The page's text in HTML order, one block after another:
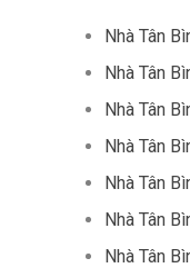
Nhà Tân
Nhà Tân
Nhà Tân
Nhà Tân
Nhà Tân
Nhà Tân
Nhà Tân